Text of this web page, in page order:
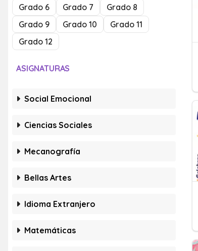
Grado 6
Grado 7
Grado 8
Grado 9
Grado 10
Grado 11
Grado 12
ASIGNATURAS
Social Emocional
Ciencias Sociales
Mecanografía
Bellas Artes
Idioma Extranjero
Matemáticas